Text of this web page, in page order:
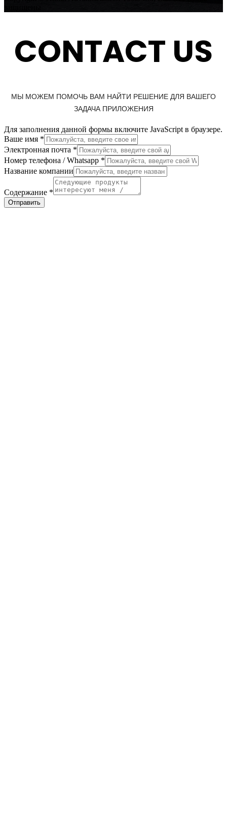
CONTACT US
МЫ МОЖЕМ ПОМОЧЬ ВАМ НАЙТИ РЕШЕНИЕ ДЛЯ ВАШЕГО
ЗАДАЧА ПРИЛОЖЕНИЯ
Для заполнения данной формы включите JavaScript в браузере.
Ваше имя *
Электронная почта *
Numbe
Whatsapp
Номер телефона / Whatsapp *
Название компании
Содержание *
Отправить